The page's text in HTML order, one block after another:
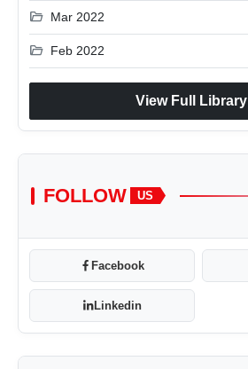
folder_open Mar 2022
folder_open Feb 2022
View Full Library
FOLLOW US
Facebook
Linkedin